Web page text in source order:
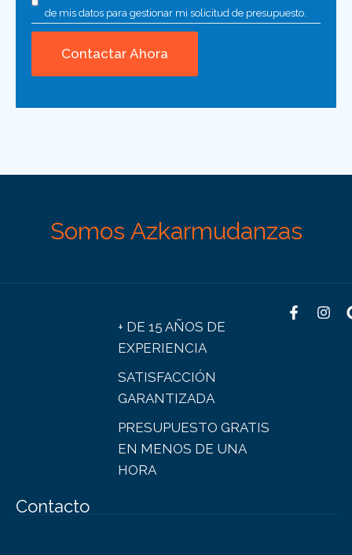
de mis datos para gestionar mi solicitud de presupuesto.
Somos Azkarmudanzas
+ DE 15 AÑOS DE
EXPERIENCIA
SATISFACCIÓN
GARANTIZADA
PRESUPUESTO GRATIS
EN MENOS DE UNA
HORA
Contacto